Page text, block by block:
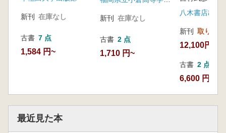
新刊 在庫なし
古書 7 点
1,584 円~
新刊 在庫なし
古書 2 点
1,710 円~
八木書店出版
新刊 取り寄せ
12,100円
古書 2 点
6,600 円~
最近見た本